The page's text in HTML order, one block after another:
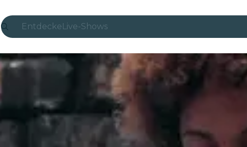
EntdeckeLive-Shows
Candlelight
London
Erlebnisse und Städte